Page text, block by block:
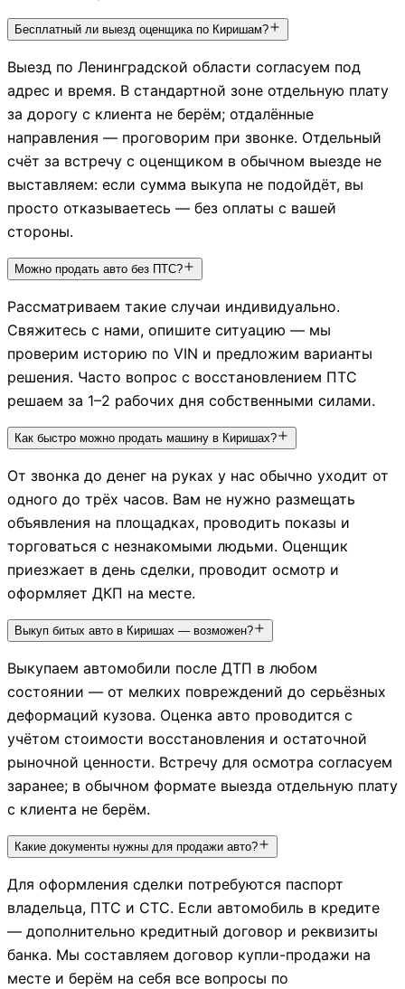
Бесплатный ли выезд оценщика по Киришам?
Выезд по Ленинградской области согласуем под
адрес и время. В стандартной зоне отдельную плату
за дорогу с клиента не берём; отдалённые
направления — проговорим при звонке. Отдельный
счёт за встречу с оценщиком в обычном выезде не
выставляем: если сумма выкупа не подойдёт, вы
просто отказываетесь — без оплаты с вашей
стороны.
Можно продать авто без ПТС?
Рассматриваем такие случаи индивидуально.
Свяжитесь с нами, опишите ситуацию — мы
проверим историю по VIN и предложим варианты
решения. Часто вопрос с восстановлением ПТС
решаем за 1–2 рабочих дня собственными силами.
Как быстро можно продать машину в Киришах?
От звонка до денег на руках у нас обычно уходит от
одного до трёх часов. Вам не нужно размещать
объявления на площадках, проводить показы и
торговаться с незнакомыми людьми. Оценщик
приезжает в день сделки, проводит осмотр и
оформляет ДКП на месте.
Выкуп битых авто в Киришах — возможен?
Выкупаем автомобили после ДТП в любом
состоянии — от мелких повреждений до серьёзных
деформаций кузова. Оценка авто проводится с
учётом стоимости восстановления и остаточной
рыночной ценности. Встречу для осмотра согласуем
заранее; в обычном формате выезда отдельную плату
с клиента не берём.
Какие документы нужны для продажи авто?
Для оформления сделки потребуются паспорт
владельца, ПТС и СТС. Если автомобиль в кредите
— дополнительно кредитный договор и реквизиты
банка. Мы составляем договор купли-продажи на
месте и берём на себя все вопросы по